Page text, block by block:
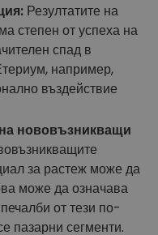
Резултатите на
степен от успеха на
спад в
например,
въздействие
нововъзникващи
за растеж може да
може да означава
от тези по-
пазарни сегменти.